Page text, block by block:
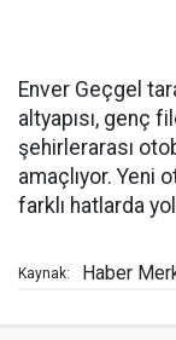
Enver Geçgel
altyapısı, genç
şehirlerarası
amaçlıyor. Yeni
farklı hatlarda
Kaynak: Haber